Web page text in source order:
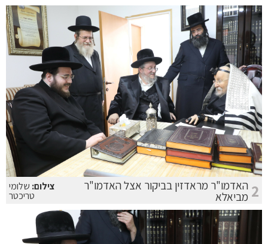
2 האדמו"ר מראדזין בביקור אצל האדמו"ר
מביאלא
צילום: שלומי
טריכטר